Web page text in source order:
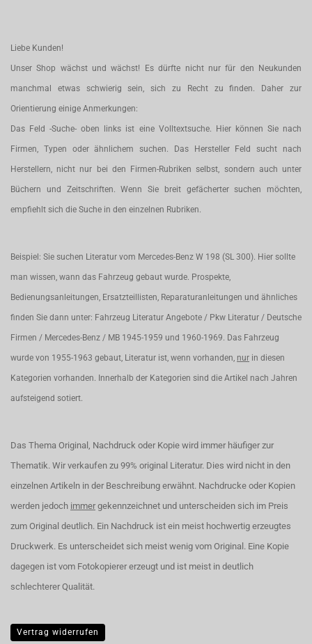
Liebe Kunden!
Unser Shop wächst und wächst! Es dürfte nicht nur für den Neukunden
manchmal etwas schwierig sein, sich zu Recht zu finden. Daher zur
Orientierung einige Anmerkungen:
Das Feld -Suche- oben links ist eine Volltextsuche. Hier können Sie nach
Firmen, Typen oder ähnlichem suchen. Das Hersteller Feld sucht nach
Herstellern, nicht nur bei den Firmen-Rubriken selbst, sondern auch unter
Büchern und Zeitschriften. Wenn Sie breit gefächerter suchen möchten,
empfiehlt sich die Suche in den einzelnen Rubriken.
Beispiel: Sie suchen Literatur vom Mercedes-Benz W 198 (SL 300). Hier sollte
man wissen, wann das Fahrzeug gebaut wurde. Prospekte,
Bedienungsanleitungen, Ersatzteillisten, Reparaturanleitungen und ähnliches
finden Sie dann unter: Fahrzeug Literatur Angebote / Pkw Literatur / Deutsche
Firmen / Mercedes-Benz / MB 1945-1959 und 1960-1969. Das Fahrzeug
wurde von 1955-1963 gebaut, Literatur ist, wenn vorhanden, nur in diesen
Kategorien vorhanden. Innerhalb der Kategorien sind die Artikel nach Jahren
aufsteigend sotiert.
Das Thema Original, Nachdruck oder Kopie wird immer häufiger zur
Thematik. Wir verkaufen zu 99% original Literatur. Dies wird nicht in den
einzelnen Artikeln in der Beschreibung erwähnt. Nachdrucke oder Kopien
werden jedoch immer gekennzeichnet und unterscheiden sich im Preis
zum Original deutlich. Ein Nachdruck ist ein meist hochwertig erzeugtes
Druckwerk. Es unterscheidet sich meist wenig vom Original. Eine Kopie
dagegen ist vom Fotokopierer erzeugt und ist meist in deutlich
schlechterer Qualität.
Vertrag widerrufen